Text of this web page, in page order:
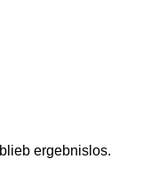
ergebnislos.